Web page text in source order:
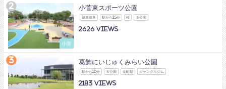
小菅
小菅東スポーツ公園
健康遊具 駅から15分 桜 Ｓ公園
2626
葛飾にいじゅくみらい公園
駅から10分 Ｓ公園 金町駅 ジャングルジム
2183